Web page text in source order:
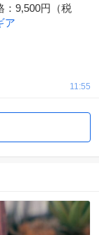
：9,500円（税
ア
11:55